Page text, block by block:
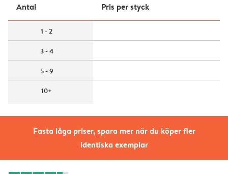
Fasta låga priser, spara mer när du köper fler
identiska exemplar
Antal Pris per styck
1 - 2
3 - 4
5 - 9
10+